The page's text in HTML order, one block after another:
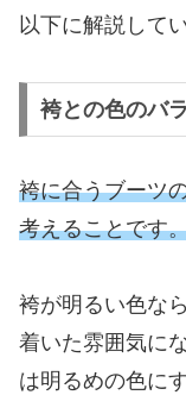
以下に解説して
袴との色のバ
袴に合うブーツ
考えることです
袴が明るい色な
着いた雰囲気に
は明るめの色に